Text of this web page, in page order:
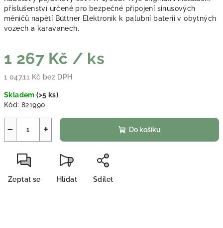
příslušenství určené pro bezpečné připojení sinusových
měničů napětí Büttner Elektronik k palubní baterii v obytných
vozech a karavanech.
1 267 Kč / ks
1 047,11 Kč bez DPH
Skladem(>5 ks)
Kód: 821990
+
− Do košíku
Zeptat se Hlídat Sdílet